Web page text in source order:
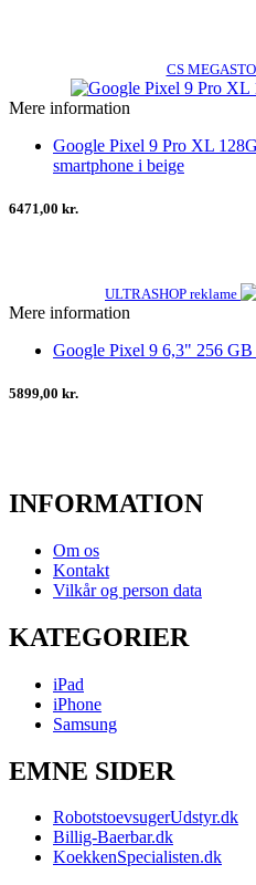
CS
Mere information
Google Pixel 9 Pro XL
smartphone i beige
6471,00 kr.
ULTRASHOP reklame
Mere information
Google Pixel 9 6,3" 256 GB
5899,00 kr.
INFORMATION
Om os
Kontakt
Vilkår og person data
KATEGORIER
iPad
iPhone
Samsung
EMNE SIDER
RobotstoevsugerUdstyr.dk
Billig-Baerbar.dk
KoekkenSpecialisten.dk